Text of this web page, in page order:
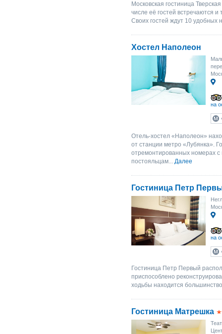
Московская гостиница
числе её гостей встречаются
Своих гостей ждут 10 удобных
Хостел Наполеон
на
Отель-хостел «Наполеон»
от станции метро «Лубянка».
отремонтированных номерах
постояльцам... Далее
Гостиница Петр
на
Гостиница Петр Первый
приспособлено
ходьбы находится
Гостиница Матрешка